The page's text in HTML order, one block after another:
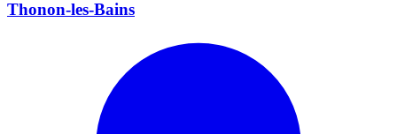
Thonon-les-Bains